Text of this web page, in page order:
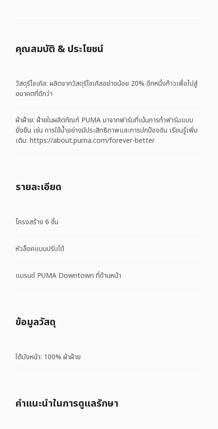
คุณสมบัติ & ประโยชน์
วัสดุรีไซเคิล: ผลิตจากวัสดุรีไซเคิลอย่างน้อย 20% อีกหนึ่งก้าวเพื่อไปสู่
อนาคตที่ดีกว่า
ผ้าฝ้าย: ฝ้ายในผลิตภัณฑ์ PUMA มาจากฟาร์มที่เน้นการทำฟาร์มแบบ
ยั่งยืน เช่น การใช้น้ำอย่างมีประสิทธิภาพและการปกป้องดิน เรียนรู้เพิ่ม
เติม: https://about.puma.com/forever-better
รายละเอียด
โครงสร้าง 6 ชิ้น
หัวล็อคแบบปรับได้
แบรนด์ PUMA Downtown ที่ด้านหน้า
ข้อมูลวัสดุ
ใต้บังหน้า: 100% ผ้าฝ้าย
คําแนะนําในการดูแลรักษา